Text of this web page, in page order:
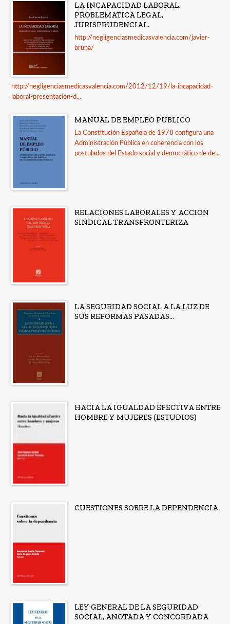
Fac. de Drch. Univ. de Sevilla
Formularios
Ver todas... (11)
CATÁLOGOS
Guía de uso de la IA en la revisión por pares
Guía Comares sobre uso de inteligencia artificial
en las publicaciones académicas
Catálogo a diciembre 2025
Ver todos... (15)
LA INCAPACIDAD LABORAL.
PROBLEMATICA LEGAL,
JURISPRUDENCIAL.
http://negligenciasmedicasvalencia.com/javier-
bruna/
http://negligenciasmedicasvalencia.com/2012/12/19/la-incapacidad-
laboral-presentacion-d...
MANUAL DE EMPLEO PUBLICO
La Constitución Española de 1978 configura una
Administración Pública en coherencia con los
postulados del Estado social y democrático de de...
RELACIONES LABORALES Y ACCION
SINDICAL TRANSFRONTERIZA
LA SEGURIDAD SOCIAL A LA LUZ DE
SUS REFORMAS PASADAS...
HACIA LA IGUALDAD EFECTIVA ENTRE
HOMBRE Y MUJERES (ESTUDIOS)
CUESTIONES SOBRE LA DEPENDENCIA
LEY GENERAL DE LA SEGURIDAD
SOCIAL, ANOTADA Y CONCORDADA